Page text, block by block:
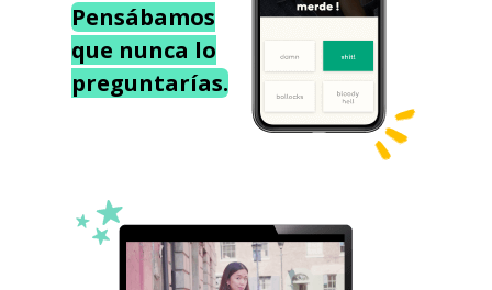
Pensábamos
que nunca lo
preguntarías.